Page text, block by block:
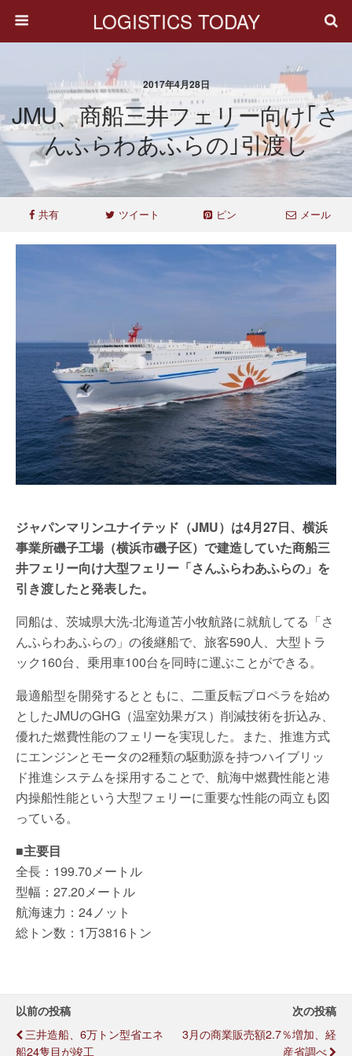
LOGISTICS TODAY
2017年4月28日
JMU、商船三井フェリー向け｢さ
んふらわあふらの｣引渡し
共有 ツイート ピン メール
ジャパンマリンユナイテッド（JMU）は4月27日、横浜
事業所磯子工場（横浜市磯子区）で建造していた商船三
井フェリー向け大型フェリー「さんふらわあふらの」を
引き渡したと発表した。
同船は、茨城県大洗-北海道苫小牧航路に就航してる「さ
んふらわあふらの」の後継船で、旅客590人、大型トラ
ック160台、乗用車100台を同時に運ぶことができる。
最適船型を開発するとともに、二重反転プロペラを始め
としたJMUのGHG（温室効果ガス）削減技術を折込み、
優れた燃費性能のフェリーを実現した。また、推進方式
にエンジンとモータの2種類の駆動源を持つハイブリッ
ド推進システムを採用することで、航海中燃費性能と港
内操船性能という大型フェリーに重要な性能の両立も図
っている。
■主要目
全長：199.70メートル
型幅：27.20メートル
航海速力：24ノット
総トン数：1万3816トン
以前の投稿
三井造船、6万トン型省エネ
船24隻目が竣工
次の投稿
3月の商業販売額2.7％増加、経
産省調べ